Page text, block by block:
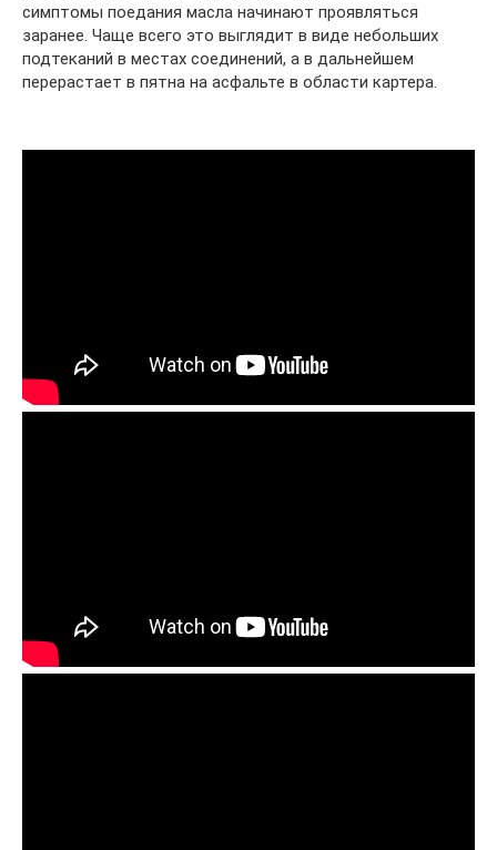
симптомы поедания масла начинают проявляться
заранее. Чаще всего это выглядит в виде небольших
подтеканий в местах соединений, а в дальнейшем
перерастает в пятна на асфальте в области картера.